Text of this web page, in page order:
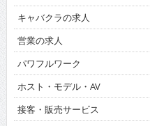
キャバクラの求人
営業の求人
パワフルワーク
ホスト・モデル・AV
接客・販売サービス